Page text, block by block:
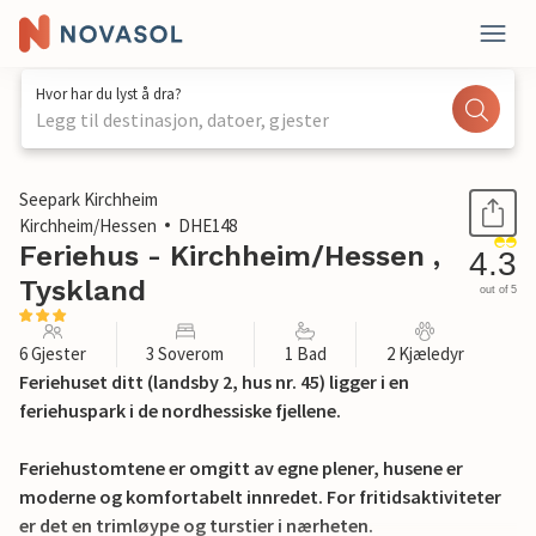
Hvor har du lyst å dra?
Legg til destinasjon, datoer, gjester
1 / 28
Seepark Kirchheim
Kirchheim/Hessen
DHE148
Feriehus - Kirchheim/Hessen ,
Tyskland
4.3
out of 5
6 Gjester 3 Soverom 1 Bad 2 Kjæledyr
Feriehuset ditt (landsby 2, hus nr. 45) ligger i en
feriehuspark i de nordhessiske fjellene.
Feriehustomtene er omgitt av egne plener, husene er
moderne og komfortabelt innredet. For fritidsaktiviteter
er det en trimløype og turstier i nærheten.